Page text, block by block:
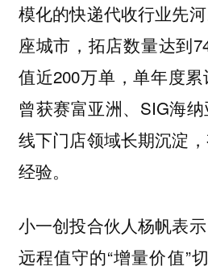
模化的快递代收行业先
座城市，拓店数量达到
值近200万单，单年度累
曾获赛富亚洲、SIG海
线下门店领域长期沉淀
经验。
小一创投合伙人杨帆表
远程值守的“增量价值”